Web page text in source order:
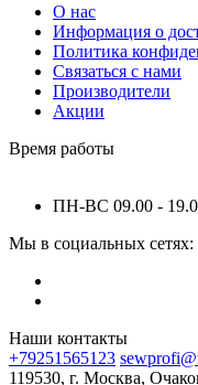
О нас
Информация о
Политика
Связаться с нами
Производители
Акции
Время работы
ПН-ВС 09.00 -
Мы в социальных сетях:
Наши контакты
+79251565123
119530, г. Москва,